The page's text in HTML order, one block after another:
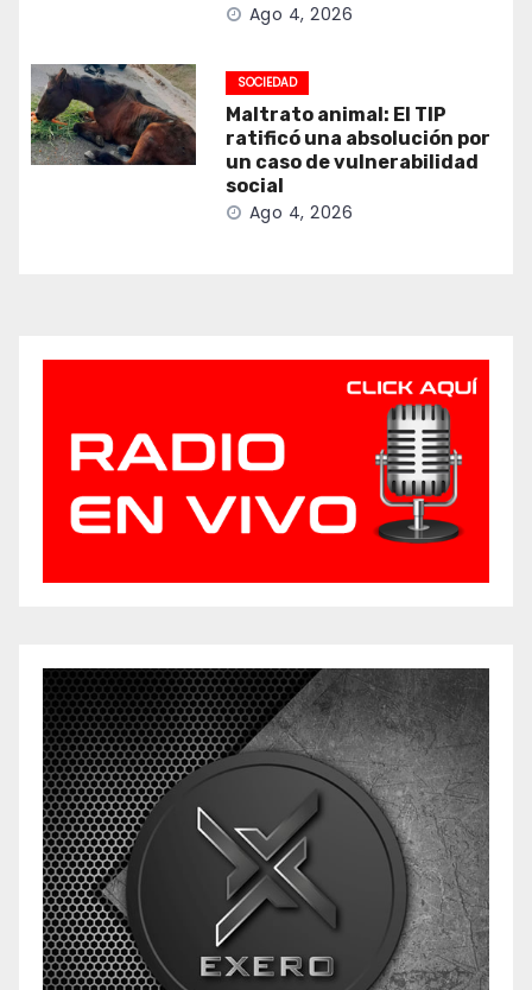
Ago 4, 2026
SOCIEDAD
Maltrato animal: El TIP
ratificó una absolución por
un caso de vulnerabilidad
social
Ago 4, 2026